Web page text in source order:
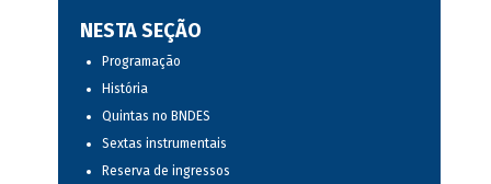
NESTA SEÇÃO
Programação
História
Quintas no BNDES
Sextas instrumentais
Reserva de ingressos